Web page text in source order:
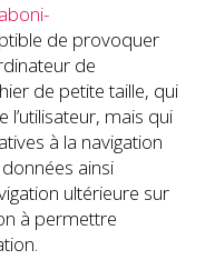
de provoquer
de
de petite taille, qui
l’utilisateur, mais qui
à la navigation
ainsi
ultérieure sur
à permettre